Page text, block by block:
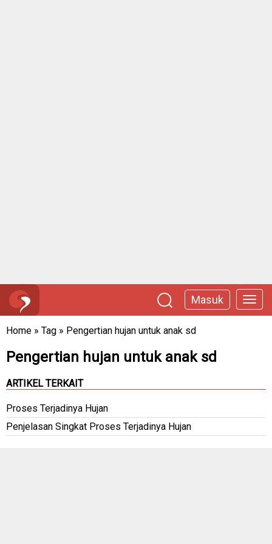
Masuk
Home » Tag » Pengertian hujan untuk anak sd
Pengertian hujan untuk anak sd
ARTIKEL TERKAIT
Proses Terjadinya Hujan
Penjelasan Singkat Proses Terjadinya Hujan